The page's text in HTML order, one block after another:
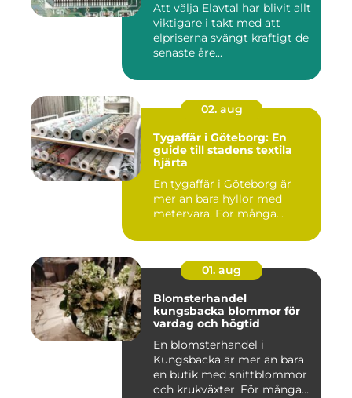
Att välja Elavtal har blivit allt
viktigare i takt med att
elpriserna svängt kraftigt de
senaste åre...
02. aug
Tygaffär i Göteborg: En
guide till stadens textila
hjärta
En tygaffär i Göteborg är
mer än bara hyllor med
metervara. För många...
01. aug
Blomsterhandel
kungsbacka blommor för
vardag och högtid
En blomsterhandel i
Kungsbacka är mer än bara
en butik med snittblommor
och krukväxter. För många